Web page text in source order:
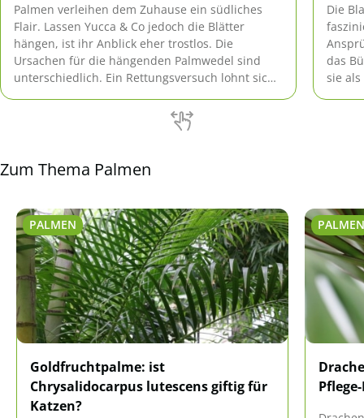
Palmen verleihen dem Zuhause ein südliches
Flair. Lassen Yucca & Co jedoch die Blätter
hängen, ist ihr Anblick eher trostlos. Die
Ursachen für die hängenden Palmwedel sind
unterschiedlich. Ein Rettungsversuch lohnt sich
Die
das
sie
Zum Thema Palmen
PALMEN
Goldfruchtpalme: ist
Chrysalidocarpus lutescens giftig für
Katzen?
PALMEN